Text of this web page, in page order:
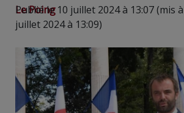
Le Poing
Publié le 10 juillet 2024 à 13:07 (mis
juillet 2024 à 13:09)